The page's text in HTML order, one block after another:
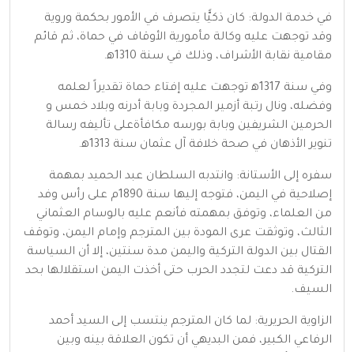
في خدمة الدولة: كان ذكيًّا يتصرف في الأمور بحكمة وروية
وقد توجهت عليه وكالة مأمورية الأوقاف في حماة، ثم قائم
مقامية نقابة الأشراف، وذلك في سنة 1310ﻫ.
وفي سنة 1317ﻫ توجهت عليه إفتاء حماة تقديراً لعلمه
وفضله، ونال رتبة أزمير المجردة وبابة أدرنه وبلاد خمس و
الحرمين الشريفين وبابة بورسه مكافأةعلى تأليفه رسالة
تنوير الأذهان في صحة خلافة آل عثمان سنة 1313ﻫ.
سفره إلى الأستانة: وانتدبه السلطان عبد الحميد بمهمة
إصلاحية في اليمن، فتوجه إليها سنة 1890م على رأس وفد
من العلماء، وتوفق بمهمته فأنعم عليه بالوسام العثماني
الثالث، وتوثقت عرى المودة بين المترجم وإمام اليمن، وتوقف
القتال بين الدولة التركية واليمن مدة سنتين، إلا أن السياسة
التركية قد دعت لتجدد الحرب حتى أخذت اليمن استقلالها بحد
السيف.
الزاوية الحريرية: لما كان المترجم ينتسب إلى السيد أحمد
الرفاعي الكبير، فمن البديهي أن تكون العلاقة بينه وبين